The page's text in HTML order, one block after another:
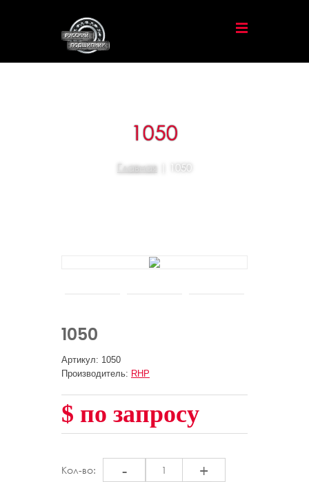
1050
Главная | 1050
1050
Артикул: 1050
Производитель: RHP
$ по запросу
Кол-во: - +